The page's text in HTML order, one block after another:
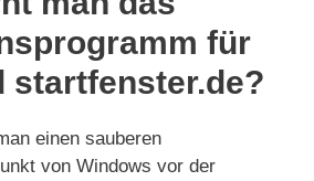
für
startfenster.de?
einen sauberen
von Windows vor der